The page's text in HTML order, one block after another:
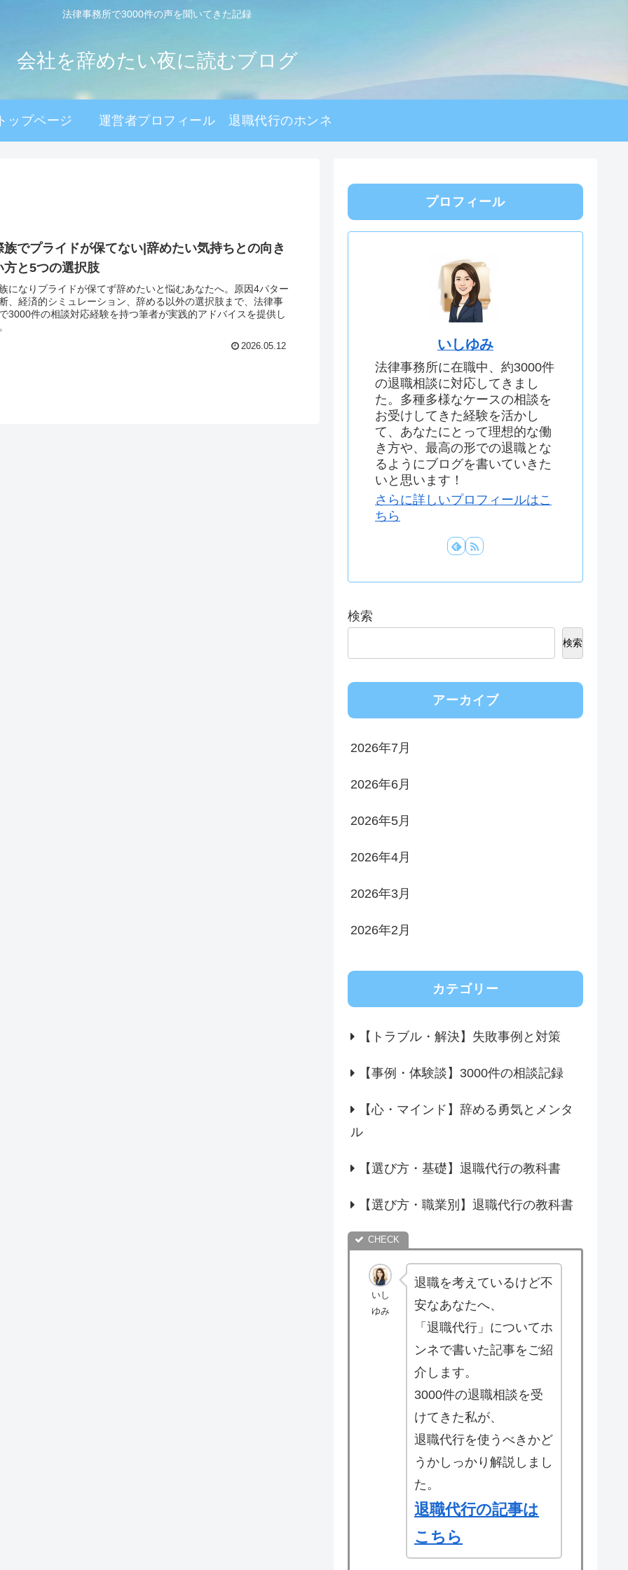
法律事務所で3000件の声を聞いてきた記録
会社を辞めたい夜に読むブログ
ップページ 運営者プロフィール 退職代行のホンネ
族でプライドが保てない|辞めたい気持ちとの向き
方と5つの選択肢
になりプライドが保てず辞めたいと悩むあなたへ。原因4パター
、経済的シミュレーション、辞める以外の選択肢まで、法律事
3000件の相談対応経験を持つ筆者が実践的アドバイスを提供し
2026.05.12
プロフィール
いしゆみ
法律事務所に在職中、約3000件
の退職相談に対応してきまし
た。多種多様なケースの相談を
お受けしてきた経験を活かし
て、あなたにとって理想的な働
き方や、最高の形での退職とな
るようにブログを書いていきた
いと思います！
さらに詳しいプロフィールはこ
ちら
検索
検索
アーカイブ
2026年7月
2026年6月
2026年5月
2026年4月
2026年3月
2026年2月
カテゴリー
【トラブル・解決】失敗事例と対策
【事例・体験談】3000件の相談記録
【心・マインド】辞める勇気とメンタ
ル
【選び方・基礎】退職代行の教科書
【選び方・職業別】退職代行の教科書
いし
ゆみ
退職を考えているけど不
安なあなたへ、
「退職代行」についてホ
ンネで書いた記事をご紹
介します。
3000件の退職相談を受
けてきた私が、
退職代行を使うべきかど
うかしっかり解説しまし
た。
退職代行の記事は
こちら